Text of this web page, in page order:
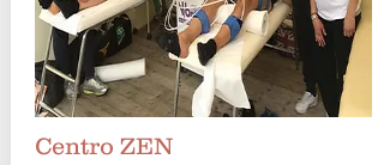
Centro ZEN